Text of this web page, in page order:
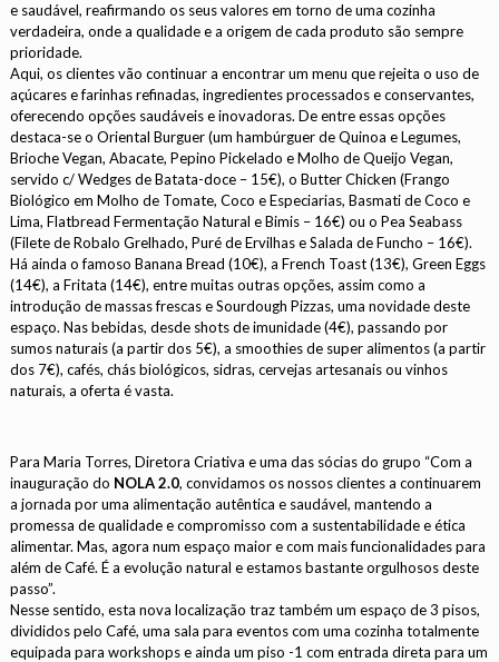
e saudável, reafirmando os seus valores em torno de uma cozinha
verdadeira, onde a qualidade e a origem de cada produto são sempre
prioridade.
Aqui, os clientes vão continuar a encontrar um menu que rejeita o uso de
açúcares e farinhas refinadas, ingredientes processados e conservantes,
oferecendo opções saudáveis e inovadoras. De entre essas opções
destaca-se o Oriental Burguer (um hambúrguer de Quinoa e Legumes,
Brioche Vegan, Abacate, Pepino Pickelado e Molho de Queijo Vegan,
servido c/ Wedges de Batata-doce – 15€), o Butter Chicken (Frango
Biológico em Molho de Tomate, Coco e Especiarias, Basmati de Coco e
Lima, Flatbread Fermentação Natural e Bimis – 16€) ou o Pea Seabass
(Filete de Robalo Grelhado, Puré de Ervilhas e Salada de Funcho – 16€).
Há ainda o famoso Banana Bread (10€), a French Toast (13€), Green Eggs
(14€), a Fritata (14€), entre muitas outras opções, assim como a
introdução de massas frescas e Sourdough Pizzas, uma novidade deste
espaço. Nas bebidas, desde shots de imunidade (4€), passando por
sumos naturais (a partir dos 5€), a smoothies de super alimentos (a partir
dos 7€), cafés, chás biológicos, sidras, cervejas artesanais ou vinhos
naturais, a oferta é vasta.
Para Maria Torres, Diretora Criativa e uma das sócias do grupo “Com a
inauguração do NOLA 2.0, convidamos os nossos clientes a continuarem
a jornada por uma alimentação autêntica e saudável, mantendo a
promessa de qualidade e compromisso com a sustentabilidade e ética
alimentar. Mas, agora num espaço maior e com mais funcionalidades para
além de Café. É a evolução natural e estamos bastante orgulhosos deste
passo”.
Nesse sentido, esta nova localização traz também um espaço de 3 pisos,
divididos pelo Café, uma sala para eventos com uma cozinha totalmente
equipada para workshops e ainda um piso -1 com entrada direta para um